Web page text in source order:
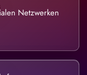
Netzwerken